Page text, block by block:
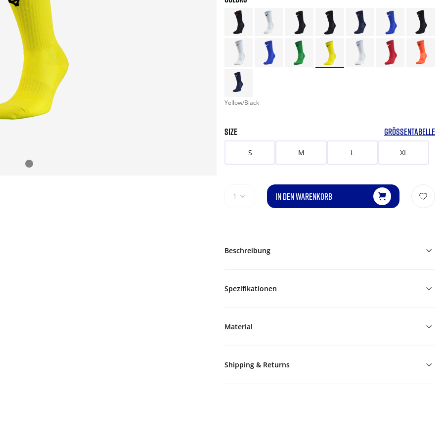
Yellow/Black
SIZE GRÖSSENTABELLE
S M L XL
1 IN DEN WARENKORB
Beschreibung
Spezifikationen
Material
Shipping & Returns